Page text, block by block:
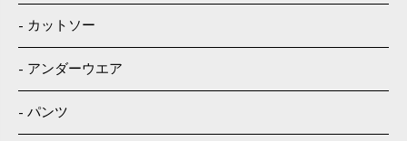
カットソー
アンダーウエア
パンツ